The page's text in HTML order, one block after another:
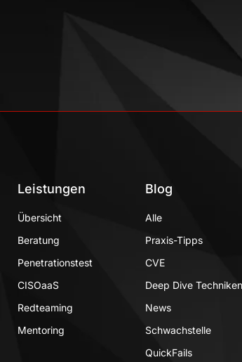
Leistungen
Übersicht
Beratung
Penetrationstest
CISOaaS
Redteaming
Mentoring
Blog
Alle
Praxis-Tipps
CVE
Deep Dive Techniken
News
Schwachstelle
QuickFails